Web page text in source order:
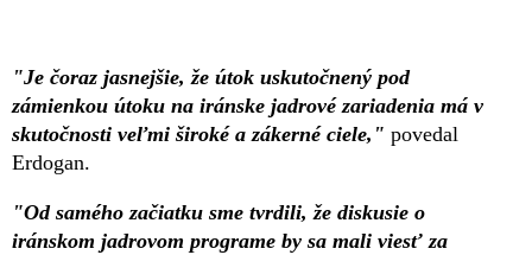
"Je čoraz jasnejšie, že útok uskutočnený pod
zámienkou útoku na iránske jadrové zariadenia má v
skutočnosti veľmi široké a zákerné ciele," povedal
Erdogan.
"Od samého začiatku sme tvrdili, že diskusie o
iránskom jadrovom programe by sa mali viesť za